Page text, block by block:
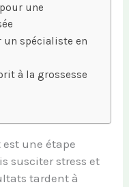
une
spécialiste en
à la grossesse
une étape
susciter stress et
tardent à